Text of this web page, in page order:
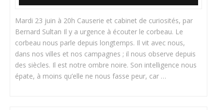
Mardi 23 juin à 20h Causerie et cabinet de curiosités, par
Bernard Sultan Il y a urgence à écouter le corbeau. Le
corbeau nous parle depuis longtemps. Il vit avec nous,
dans nos villes et nos campagnes ; il nous observe depuis
des siècles. Il est notre ombre noire. Son intelligence nous
épate, à moins qu’elle ne nous fasse peur, car …